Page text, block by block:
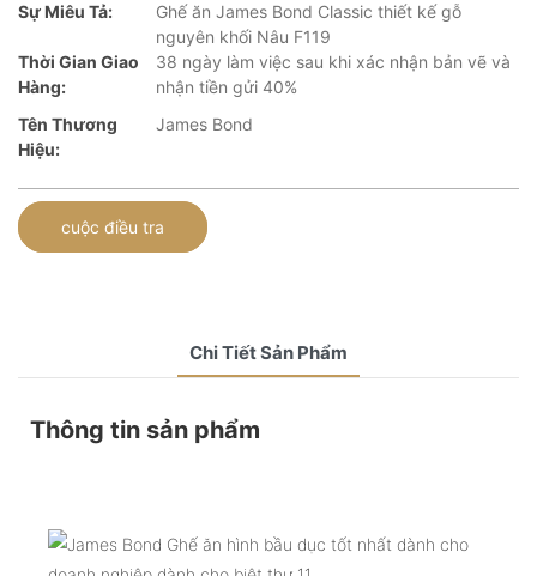
Sự Miêu Tả:
Ghế ăn James Bond Classic thiết kế gỗ
nguyên khối Nâu F119
Thời Gian Giao
Hàng:
38 ngày làm việc sau khi xác nhận bản vẽ và
nhận tiền gửi 40%
Tên Thương
Hiệu:
James Bond
cuộc điều tra
Chi Tiết Sản Phẩm
Thông tin sản phẩm